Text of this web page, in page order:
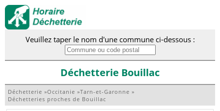
Veuillez taper le nom d'une commune ci-dessous :
Déchetterie Bouillac
Déchetterie »Occitanie »Tarn-et-Garonne »
Déchetteries proches de Bouillac